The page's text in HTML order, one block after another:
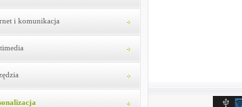
i komunikacja